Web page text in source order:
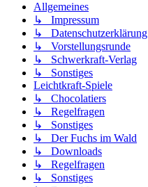
Allgemeines
↳ Impressum
↳ Datenschutzerklärung
↳ Vorstellungsrunde
↳ Schwerkraft-Verlag
↳ Sonstiges
Leichtkraft-Spiele
↳ Chocolatiers
↳ Regelfragen
↳ Sonstiges
↳ Der Fuchs im Wald
↳ Downloads
↳ Regelfragen
↳ Sonstiges